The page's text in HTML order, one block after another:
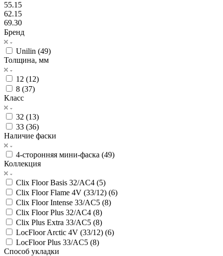
55.15
62.15
69.30
Бренд
Unilin (49)
Толщина, мм
12 (12)
8 (37)
Класс
32 (13)
33 (36)
Наличие фаски
4-сторонняя мини-фаска (49)
Коллекция
Clix Floor Basis 32/AC4 (5)
Clix Floor Flame 4V (33/12) (6)
Clix Floor Intense 33/AC5 (8)
Clix Floor Plus 32/AC4 (8)
Clix Plus Extra 33/AC5 (8)
LocFloor Arctic 4V (33/12) (6)
LocFloor Plus 33/AC5 (8)
Способ укладки